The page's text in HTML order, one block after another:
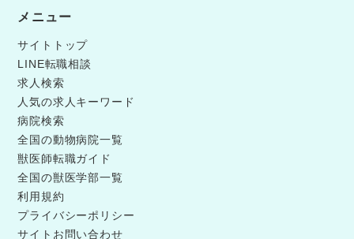
メニュー
サイトトップ
LINE転職相談
求人検索
人気の求人キーワード
病院検索
全国の動物病院一覧
獣医師転職ガイド
全国の獣医学部一覧
利用規約
プライバシーポリシー
サイトお問い合わせ